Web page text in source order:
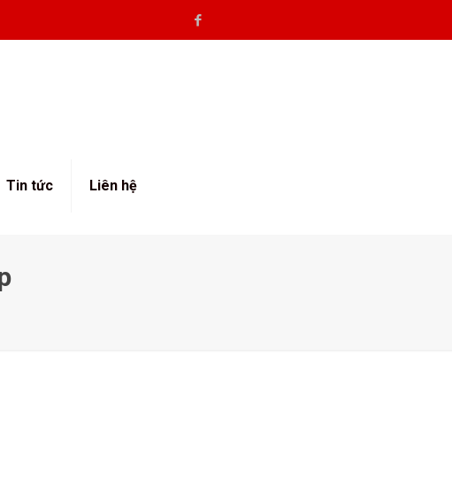
Tin tức Liên hệ